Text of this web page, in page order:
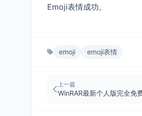
Emoji表情成功。
emoji emoji表情
上一篇
WinRAR最新个人版完全免